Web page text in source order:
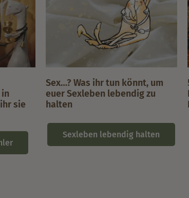
sie
Sex…? Was ihr tun könnt, um
euer Sexleben lebendig zu
halten
Sexleben lebendig halten